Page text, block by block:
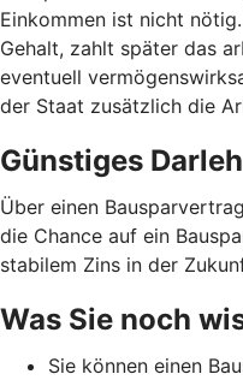
Einkommen ist nicht
Gehalt, zahlt später das
eventuell
der Staat zusätzlich die
Günstiges
Über einen
die Chance auf ein
stabilem Zins in der
Was Sie noch
Sie können einen